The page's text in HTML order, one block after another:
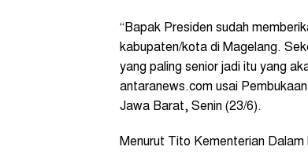
“Bapak Presiden sudah
kabupaten/kota di Magelang.
yang paling senior jadi itu yang
antaranews.com usai
Jawa Barat, Senin (23/6).
Menurut Tito Kementerian